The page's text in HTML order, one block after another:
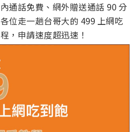
通話免費、網外贈送通話 90 分
位走一趟台哥大的 499 上網吃
，申請速度超迅速！